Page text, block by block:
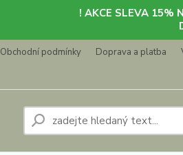
! AKCE SLEVA 15%
Obchodní podmínky Doprava a platba